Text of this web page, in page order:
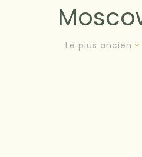
Le plus ancien